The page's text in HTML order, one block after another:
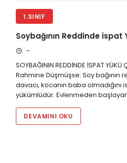
1.SINIF
Soybağının Reddinde İspat
-
SOYBAĞININ REDDİNDE İSPAT
Rahmine Düşmüşse: Soy bağının
davacı, kocanın baba olmadığını
yükümlüdür. Evlenmeden
DEVAMINI OKU